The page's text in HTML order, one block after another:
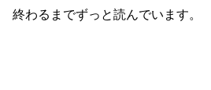
終わるまでずっと読んでいます。